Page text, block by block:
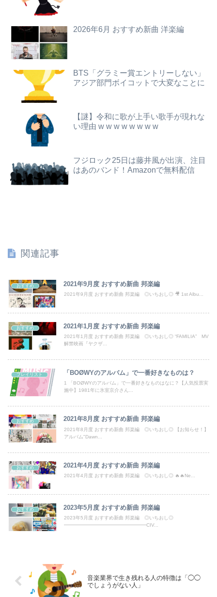
デリで本番交渉してきた娘を店にチクったら。。。。
体調不良で休んでパチ●コ通ってたら、数十日単位の証拠写真撮られて会社クビになった
Powered by livedoor 相互RSS
ホリエモン「面接でさ、納豆パックの薄いフィルムって何のために入っていの？って聞くわけ」
ぐらんぶる原作最新話、ヤバすぎる
【悲報】ワイのせいで会社を辞めたやつが3人もいたらしい…
2026年6月 おすすめ新曲 洋楽編
BTS「グラミー賞エントリーしない」
アジア部門ボイコットで大変なことに
【謎】令和に歌が上手い歌手が現れな
い理由 w w w w w w w w
フジロック25日は藤井風が出演、注目
はあのバンド！Amazonで無料配信
関連記事
おすすめ 2021年9月度 おすすめ新曲 邦楽編
2021年9月度 おすすめ新曲 邦楽編 ◎いちおし◎ 🎥 1st Albu...
おすすめ 2021年1月度 おすすめ新曲 邦楽編
2021年1月度 おすすめ新曲 邦楽編 ◎いちおし◎ “FAMILIA” MV
解禁映画『ヤクザ...
プレイリスト 「BOØWYのアルバム」で一番好きなものは？
1 「BOØWYのアルバム」で一番好きなものはなに？【人気投票実
施中】1981年に氷室京介さん...
おすすめ 2021年8月度 おすすめ新曲 邦楽編
2021年8月度 おすすめ新曲 邦楽編 ◎いちおし◎ 【お知らせ！】
アルバム"Dawn...
おすすめ 2021年4月度 おすすめ新曲 邦楽編
2021年4月度 おすすめ新曲 邦楽編 ◎いちおし◎ 🔥🔥Ne...
おすすめ 2023年5月度 おすすめ新曲 邦楽編
2023年5月度 おすすめ新曲 邦楽編 ◎いちおし◎
━━━━━━━━━━━━━━━━━CIV...
音楽業界で生き残れる人の特徴は「◯◯
でしょうがない人」